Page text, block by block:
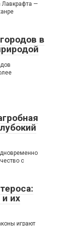
Лавкрафта —
в
с
их
играют